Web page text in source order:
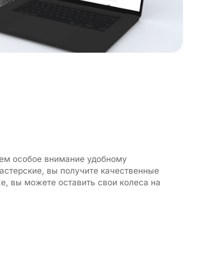
особое внимание удобному
вы получите качественные
вы можете оставить свои колеса на